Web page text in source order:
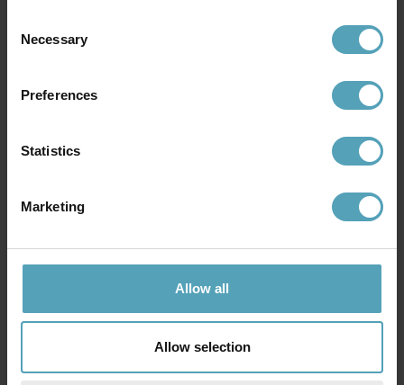
Selection
Necessary
Preferences
Statistics
Marketing
Allow all
Allow selection
Fold 160cm golvlampa
KAMPANJ
LUCIDE
Anselmo golvlampa